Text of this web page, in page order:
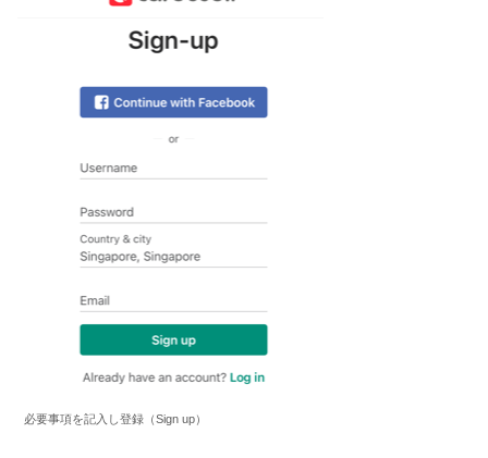
必要事項を記入し登録（Sign up）